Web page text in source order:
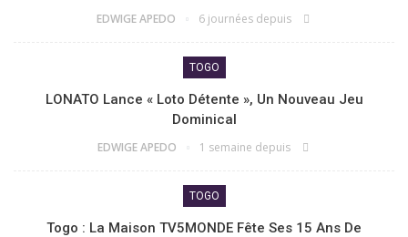
EDWIGE APEDO 6 journées depuis
TOGO
LONATO Lance « Loto Détente », Un Nouveau Jeu
Dominical
EDWIGE APEDO 1 semaine depuis
TOGO
Togo : La Maison TV5MONDE Fête Ses 15 Ans De